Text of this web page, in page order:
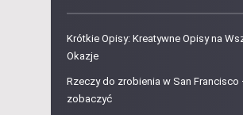
Krótkie Opisy: Kreatywne Opisy na
Okazje
Rzeczy do zrobienia w San Francisco
zobaczyć